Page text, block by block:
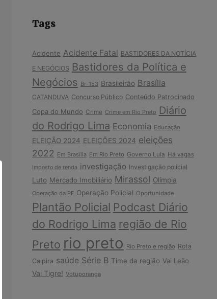
Tags
Acidente Acidente Fatal BASTIDORES DA NOTÍCIA
E NEGÓCIOS Bastidores da Política e
Negócios Br-153 Brasileirão Brasília
CATANDUVA Concurso Público Conteúdo Patrocinado
Copa do Mundo Crime Crime em Rio Preto Diário
do Rodrigo Lima Economia Educação
ELEIÇÃO 2024 ELEIÇÕES 2024 eleições
2022 Em Brasília Em Rio Preto Governo Lula Há vagas
Imposto de renda investigação Investigação policial
Luto Mercado Imobiliário Mirassol Olímpia
Operação da PF Operação Policial Oportunidade
Plantão Policial Podcast Diário
do Rodrigo Lima região de Rio
Preto rio preto Rio Preto e região Rota
Caipira saúde Série B Time da região Vai Leão
Vai Tigre! Votuporanga